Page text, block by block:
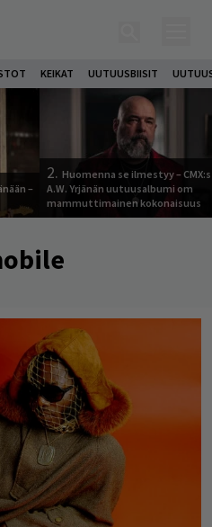
KEIKAT UUTUUSBIISIT
–
2. Huomenna se ilmestyy –
A.W. Yrjänän uutuusalbumi om
mammuttimainen kokonaisuus